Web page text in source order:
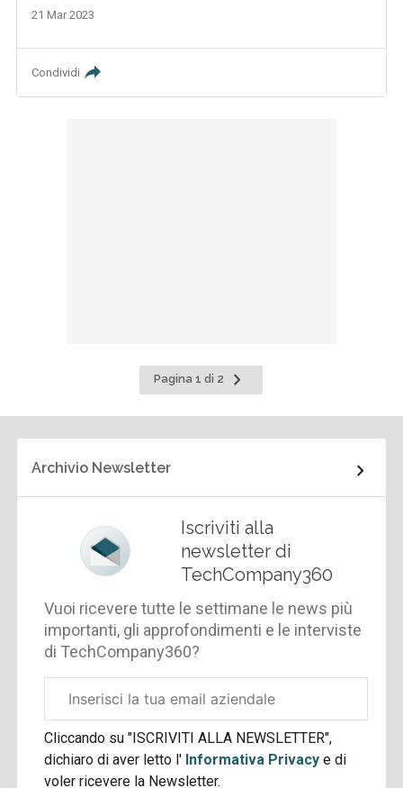
21 Mar 2023
Condividi
Pagina 1 di 2
Pagina
successiva
Archivio Newsletter
Iscriviti alla
newsletter di
TechCompany360
Vuoi ricevere tutte le settimane le news più
importanti, gli approfondimenti e le interviste
di TechCompany360?
aziendale
Cliccando su "ISCRIVITI ALLA NEWSLETTER",
dichiaro di aver letto l' Informativa Privacye di
voler ricevere la Newsletter.